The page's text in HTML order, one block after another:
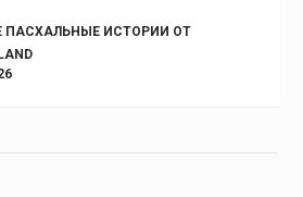
ПАСХАЛЬНЫЕ ИСТОРИИ ОТ